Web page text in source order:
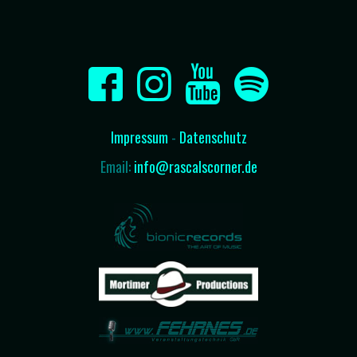
Impressum - Datenschutz
Email:info@rascalscorner.de